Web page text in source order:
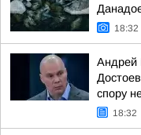
18:32
Андрей
спору
18:32